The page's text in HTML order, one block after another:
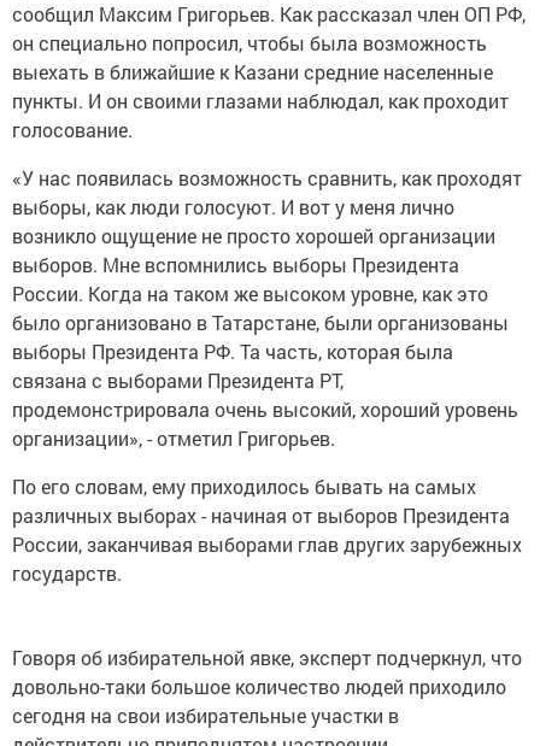
сообщил Максим Григорьев. Как рассказал член ОП РФ,
он специально попросил, чтобы была возможность
выехать в ближайшие к Казани средние населенные
пункты. И он своими глазами наблюдал, как проходит
голосование.
«У нас появилась возможность сравнить, как проходят
выборы, как люди голосуют. И вот у меня лично
возникло ощущение не просто хорошей организации
выборов. Мне вспомнились выборы Президента
России. Когда на таком же высоком уровне, как это
было организовано в Татарстане, были организованы
выборы Президента РФ. Та часть, которая была
связана с выборами Президента РТ,
продемонстрировала очень высокий, хороший уровень
организации», - отметил Григорьев.
По его словам, ему приходилось бывать на самых
различных выборах - начиная от выборов Президента
России, заканчивая выборами глав других зарубежных
государств.
Говоря об избирательной явке, эксперт подчеркнул, что
довольно-таки большое количество людей приходило
сегодня на свои избирательные участки в